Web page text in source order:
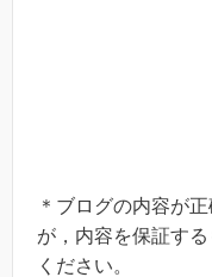
＊ブログの内容が
が，内容を保証す
ください。